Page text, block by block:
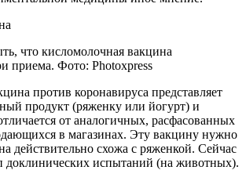
что кисломолочная вакцина
приема. Фото: Photoxpress
против коронавируса представляет
продукт (ряженку или йогурт) и
от аналогичных, расфасованных
в магазинах. Эту вакцину нужно
действительно схожа с ряженкой. Сейчас
доклинических испытаний (на животных).